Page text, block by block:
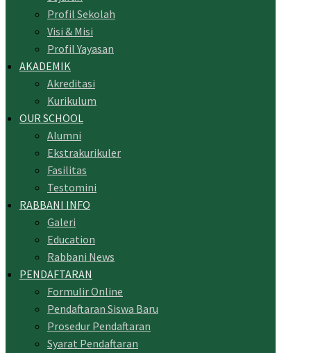
Profil Sekolah
Visi & Misi
Profil Yayasan
AKADEMIK
Akreditasi
Kurikulum
OUR SCHOOL
Alumni
Ekstrakurikuler
Fasilitas
Testomini
RABBANI INFO
Galeri
Education
Rabbani News
PENDAFTARAN
Formulir Online
Pendaftaran Siswa Baru
Prosedur Pendaftaran
Syarat Pendaftaran